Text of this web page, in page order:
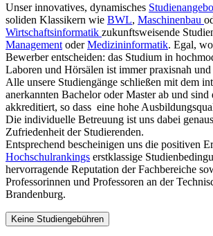
Unser innovatives, dynamisches
soliden Klassikern wie BWL, Maschinenbau
Wirtschaftsinformatik zukunftsweisende
Management oderMedizininformatik. Egal,
Bewerber entscheiden: das Studium in
Laboren und Hörsälen ist immer praxisnah
Alle unsere Studiengänge schließen mit dem
anerkannten Bachelor oder Master ab und sind
akkreditiert, so dass eine hohe
Die individuelle Betreuung ist uns dabei
Zufriedenheit der Studierenden.
Entsprechend bescheinigen uns die positiven
Hochschulrankings erstklassige
hervorragende Reputation der Fachbereiche
Professorinnen und Professoren an der
Brandenburg.
Keine Studiengebühren